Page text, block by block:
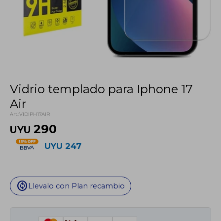
Vidrio templado para Iphone 17
Air
VIDIPH17AIR
UYU 290
UYU 247
change_circle Llevalo con Plan recambio